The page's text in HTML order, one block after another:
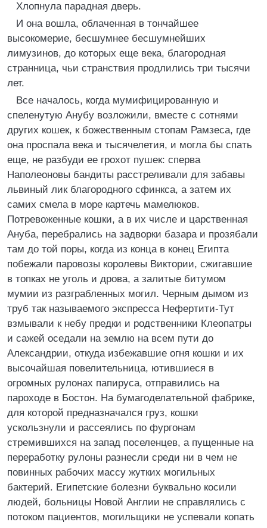
Хлопнула парадная дверь.
И она вошла, облаченная в тончайшее
высокомерие, бесшумнее бесшумнейших
лимузинов, до которых еще века, благородная
странница, чьи странствия продлились три тысячи
лет.
Все началось, когда мумифицированную и
спеленутую Анубу возложили, вместе с сотнями
других кошек, к божественным стопам Рамзеса, где
она проспала века и тысячелетия, и могла бы спать
еще, не разбуди ее грохот пушек: сперва
Наполеоновы бандиты расстреливали для забавы
львиный лик благородного сфинкса, а затем их
самих смела в море картечь мамелюков.
Потревоженные кошки, а в их числе и царственная
Ануба, перебрались на задворки базара и прозябали
там до той поры, когда из конца в конец Египта
побежали паровозы королевы Виктории, сжигавшие
в топках не уголь и дрова, а залитые битумом
мумии из разграбленных могил. Черным дымом из
труб так называемого экспресса Нефертити-Тут
взмывали к небу предки и родственники Клеопатры
и сажей оседали на землю на всем пути до
Александрии, откуда избежавшие огня кошки и их
высочайшая повелительница, ютившиеся в
огромных рулонах папируса, отправились на
пароходе в Бостон. На бумагоделательной фабрике,
для которой предназначался груз, кошки
ускользнули и рассеялись по фургонам
стремившихся на запад поселенцев, а пущенные на
переработку рулоны разнесли среди ни в чем не
повинных рабочих массу жутких могильных
бактерий. Египетские болезни буквально косили
людей, больницы Новой Англии не справлялись с
потоком пациентов, могильщики не успевали копать